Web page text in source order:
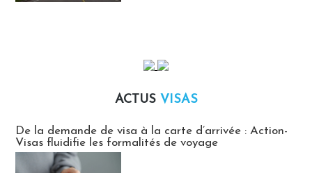
ACTUS VISAS
De la demande de visa à la carte d’arrivée : Action-
Visas fluidifie les formalités de voyage